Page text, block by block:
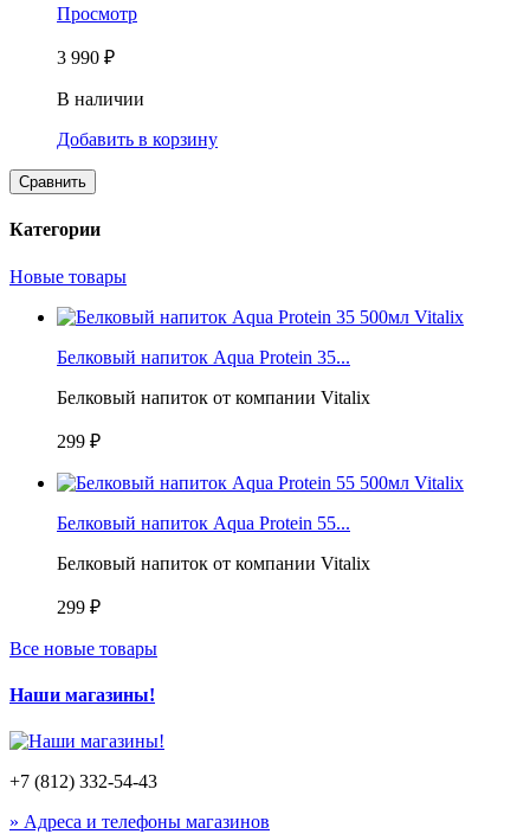
Просмотр
3 990 ₽
В наличии
Добавить в корзину
Категории
Новые товары
Белковый напиток Aqua Protein 35...
Белковый напиток от компании Vitalix
299 ₽
Белковый напиток Aqua Protein 55...
Белковый напиток от компании Vitalix
299 ₽
Все новые товары
Наши магазины!
+7 (812) 332-54-43
» Адреса и телефоны магазинов